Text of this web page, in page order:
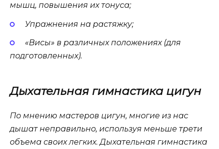
мышц, повышения их тонуса;
Упражнения на растяжку;
«Висы» в различных положениях (для
подготовленных).
Дыхательная гимнастика цигун
По мнению мастеров цигун, многие из нас
дышат неправильно, используя меньше трети
объема своих легких. Дыхательная гимнастика